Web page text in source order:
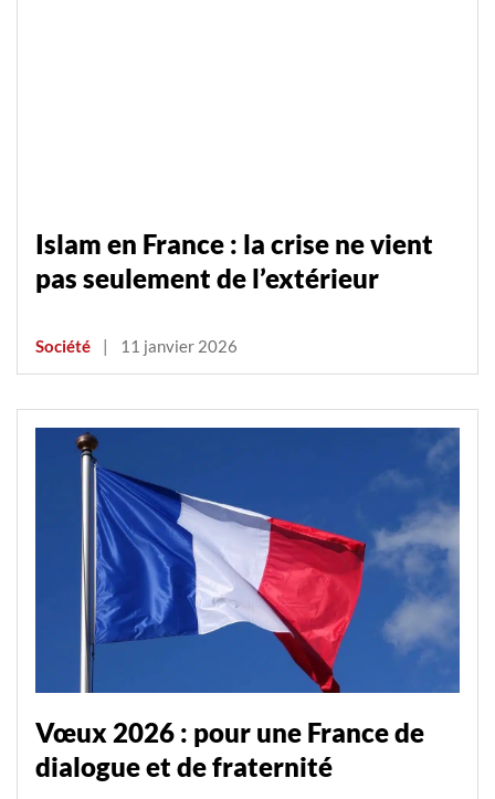
Islam en France : la crise ne vient
pas seulement de l’extérieur
Société | 11 janvier 2026
Vœux 2026 : pour une France de
dialogue et de fraternité